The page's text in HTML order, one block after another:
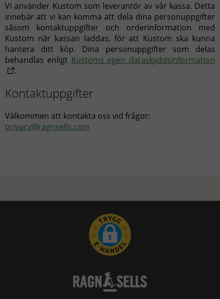
Vi använder Kustom som leverantör av vår kassa. Detta
innebär att vi kan komma att dela dina personuppgifter
såsom kontaktuppgifter och orderinformation med
Kustom när kassan laddas, för att Kustom ska kunna
hantera ditt köp. Dina personuppgifter som delas
behandlas enligt Kustoms egen dataskyddsinformation
.
Kontaktuppgifter
Välkommen att kontakta oss vid frågor:
privacy@ragnsells.com